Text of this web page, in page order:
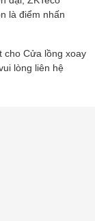
là điểm nhấn
cho Cửa lồng xoay
lòng liên hệ